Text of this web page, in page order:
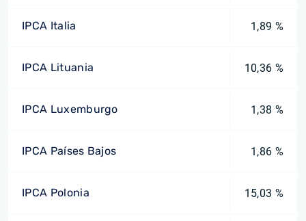
IPCA Italia 1,89 %
IPCA Lituania 10,36 %
IPCA Luxemburgo 1,38 %
IPCA Países Bajos 1,86 %
IPCA Polonia 15,03 %